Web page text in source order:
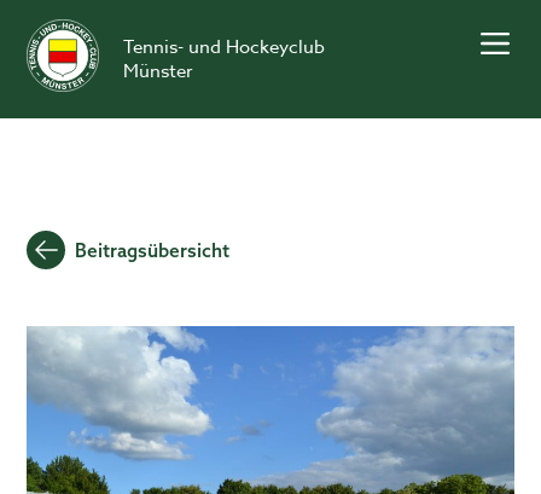
content
Tennis- und Hockeyclub
Münster
Beitragsübersicht